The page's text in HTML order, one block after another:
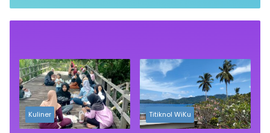
Kuliner Titiknol WiKu